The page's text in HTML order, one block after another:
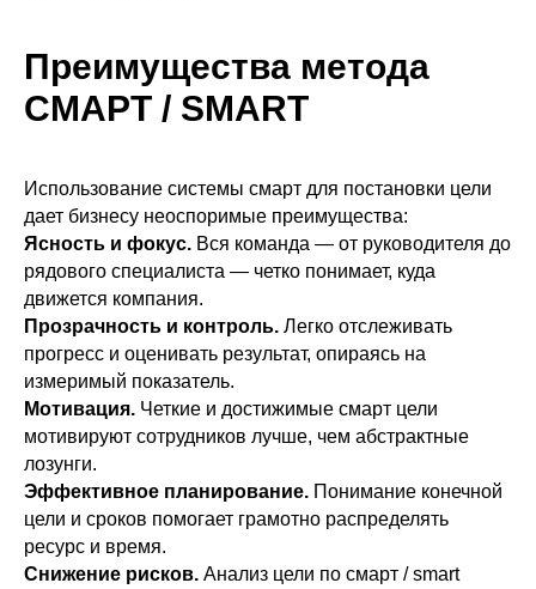
Преимущества метода
СМАРТ / SMART
Использование системы смарт для постановки цели
дает бизнесу неоспоримые преимущества:
Ясность и фокус. Вся команда — от руководителя до
рядового специалиста — четко понимает, куда
движется компания.
Прозрачность и контроль. Легко отслеживать
прогресс и оценивать результат, опираясь на
измеримый показатель.
Мотивация. Четкие и достижимые смарт цели
мотивируют сотрудников лучше, чем абстрактные
лозунги.
Эффективное планирование. Понимание конечной
цели и сроков помогает грамотно распределять
ресурс и время.
Снижение рисков. Анализ цели по смарт / smart